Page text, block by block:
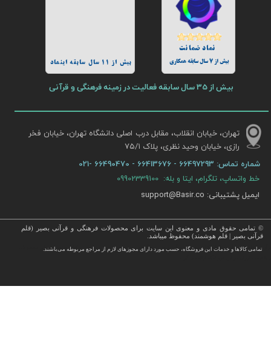
© تمامی حقوق مادی و معنوی این سایت برای محصولات فرهنگی و قرآنی بصیر (قلم
قرآنی بصیر | قلم هوشمند) محفوظ میباشد.
تمامی كالاها و خدمات این فروشگاه، حسب مورد دارای مجوزهای لازم از مراجع مربوطه می‌باشند.
، انواع قلم قرآنی ، انواع کتاب نفیس و قرآن نفیس , قرآن عروس , کتب نفیس و معطر , کتاب چرمی و سایر محصولات
بیش از 11 سال سابقه اینماد
بیش از 35 سال سابقه فعالیت در زمینه فرهنگی و قرآنی
بیش از 7 سال سابقه همکاری
تهران، خیابان انقلاب، مقابل درب اصلی دانشگاه تهران، خیابان فخر
رازی، خیابان وحید نظری، پلاک ۷۵/۱​​​​​​​
شماره تماس:
خط واتساپ، تلگرام، ایتا و بله: 09902339100
ایمیل پشتیبانی: support@Basir.co